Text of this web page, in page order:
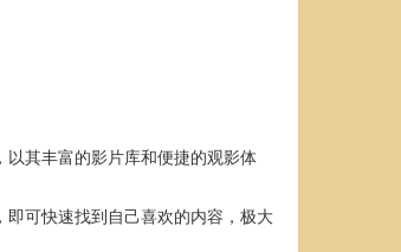
其丰富的影片库和便捷的观影体
可快速找到自己喜欢的内容，极大